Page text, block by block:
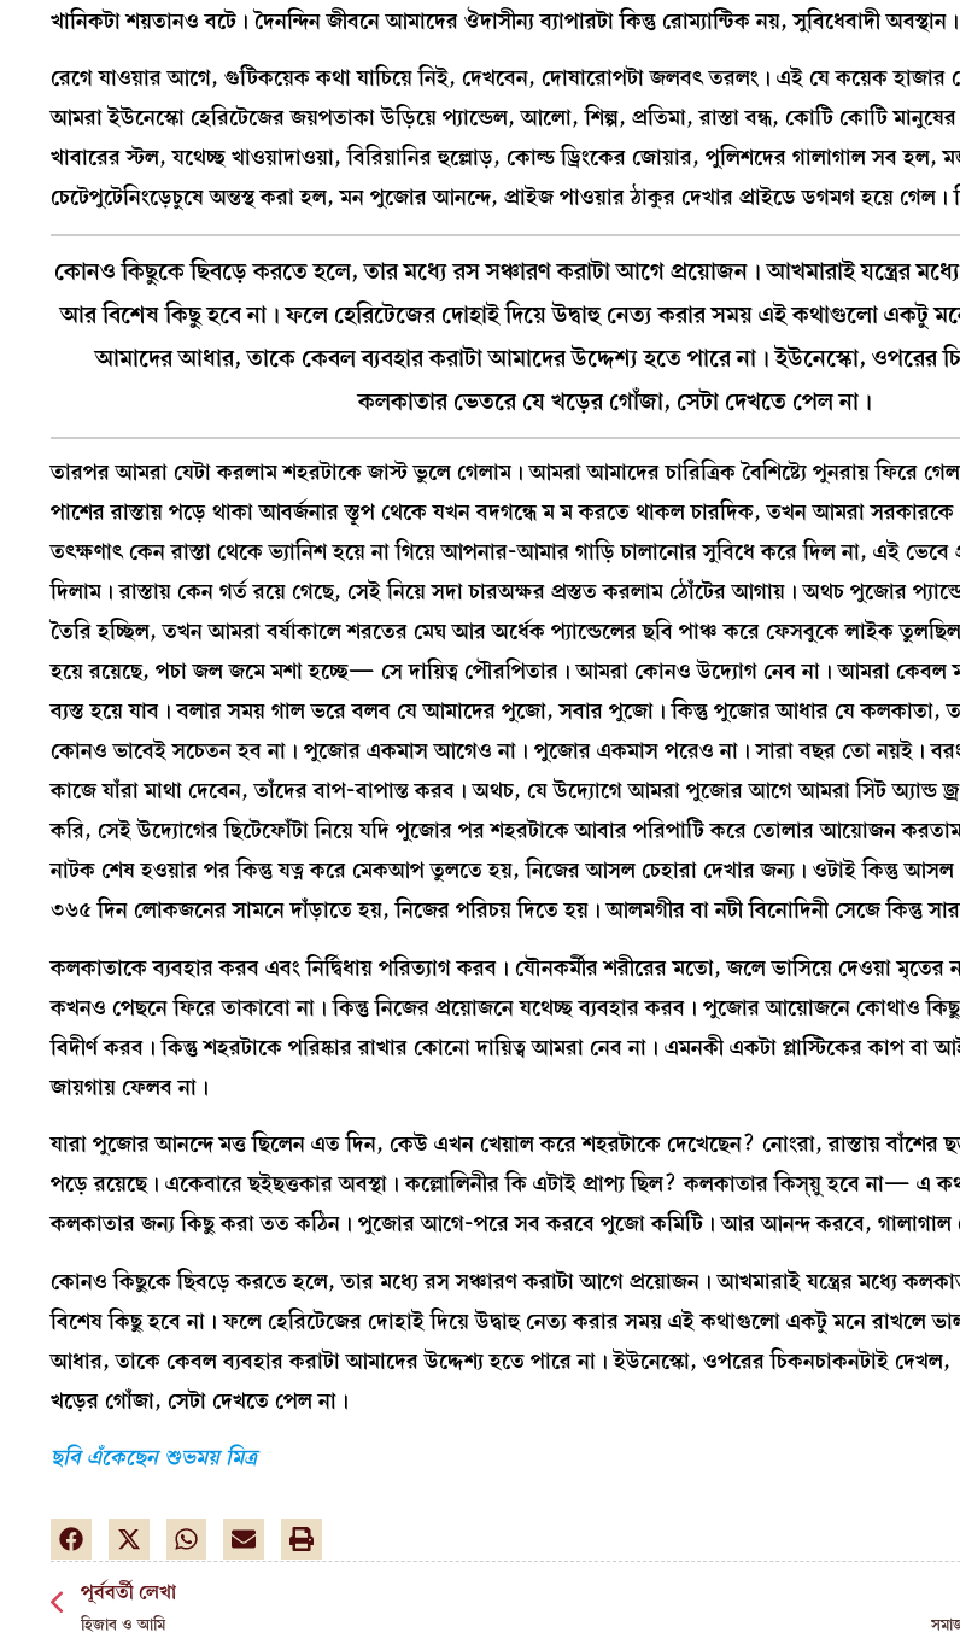
খানিকটা শয়তানও বটে। দৈনন্দিন জীবনে আমাদের ঔদাসীন্য ব্যাপারটা কিন্তু রোম্যান্টিক নয়, সুবিধেবাদী অবস্থান।
রেগে যাওয়ার আগে, গুটিকয়েক কথা যাচিয়ে নিই, দেখবেন, দোষারোপটা জলবৎ তরলং। এই যে কয়েক হাজার
আমরা ইউনেস্কো হেরিটেজের জয়পতাকা উড়িয়ে প্যান্ডেল, আলো, শিল্প, প্রতিমা, রাস্তা বন্ধ, কোটি কোটি
খাবারের স্টল, যথেচ্ছ খাওয়াদাওয়া, বিরিয়ানির হুল্লোড়, কোল্ড ড্রিংকের জোয়ার, পুলিশদের গালাগাল সব হল,
চেটেপুটেনিংড়েচুষে অন্তস্থ করা হল, মন পুজোর আনন্দে, প্রাইজ পাওয়ার ঠাকুর দেখার প্রাইডে ডগমগ হয়ে
কোনও কিছুকে ছিবড়ে করতে হলে, তার মধ্যে রস সঞ্চারণ করাটা আগে প্রয়োজন। আখমারাই যন্ত্রের
আর বিশেষ কিছু হবে না। ফলে হেরিটেজের দোহাই দিয়ে উদ্বাহু নেত্য করার সময় এই কথাগুলো একটু
আমাদের আধার, তাকে কেবল ব্যবহার করাটা আমাদের উদ্দেশ্য হতে পারে না। ইউনেস্কো, ওপরের
কলকাতার ভেতরে যে খড়ের গোঁজা, সেটা দেখতে পেল না।
তারপর আমরা যেটা করলাম শহরটাকে জাস্ট ভুলে গেলাম। আমরা আমাদের চারিত্রিক বৈশিষ্ট্যে পুনরায় ফিরে
পাশের রাস্তায় পড়ে থাকা আবর্জনার স্তূপ থেকে যখন বদগন্ধে ম ম করতে থাকল চারদিক, তখন আমরা
তৎক্ষণাৎ কেন রাস্তা থেকে ভ্যানিশ হয়ে না গিয়ে আপনার-আমার গাড়ি চালানোর সুবিধে করে দিল না, এই
দিলাম। রাস্তায় কেন গর্ত রয়ে গেছে, সেই নিয়ে সদা চারঅক্ষর প্রস্তত করলাম ঠোঁটের আগায়। অথচ পুজোর
তৈরি হচ্ছিল, তখন আমরা বর্ষাকালে শরতের মেঘ আর অর্ধেক প্যান্ডেলের ছবি পাঞ্চ করে ফেসবুকে লাইক
হয়ে রয়েছে, পচা জল জমে মশা হচ্ছে— সে দায়িত্ব পৌরপিতার। আমরা কোনও উদ্যোগ নেব না। আমরা কেবল
ব্যস্ত হয়ে যাব। বলার সময় গাল ভরে বলব যে আমাদের পুজো, সবার পুজো। কিন্তু পুজোর আধার যে কলকাতা,
কোনও ভাবেই সচেতন হব না। পুজোর একমাস আগেও না। পুজোর একমাস পরেও না। সারা বছর তো নয়ই। বরং
কাজে যাঁরা মাথা দেবেন, তাঁদের বাপ-বাপান্ত করব। অথচ, যে উদ্যোগে আমরা পুজোর আগে আমরা সিট অ্যান্ড
করি, সেই উদ্যোগের ছিটেফোঁটা নিয়ে যদি পুজোর পর শহরটাকে আবার পরিপাটি করে তোলার আয়োজন করতাম,
নাটক শেষ হওয়ার পর কিন্তু যত্ন করে মেকআপ তুলতে হয়, নিজের আসল চেহারা দেখার জন্য। ওটাই কিন্তু আসল
৩৬৫ দিন লোকজনের সামনে দাঁড়াতে হয়, নিজের পরিচয় দিতে হয়। আলমগীর বা নটী বিনোদিনী সেজে কিন্তু
কলকাতাকে ব্যবহার করব এবং নির্দ্বিধায় পরিত্যাগ করব। যৌনকর্মীর শরীরের মতো, জলে ভাসিয়ে দেওয়া মৃতের
কখনও পেছনে ফিরে তাকাবো না। কিন্তু নিজের প্রয়োজনে যথেচ্ছ ব্যবহার করব। পুজোর আয়োজনে কোথাও
বিদীর্ণ করব। কিন্তু শহরটাকে পরিষ্কার রাখার কোনো দায়িত্ব আমরা নেব না। এমনকী একটা প্লাস্টিকের কাপ বা
জায়গায় ফেলব না।
যারা পুজোর আনন্দে মত্ত ছিলেন এত দিন, কেউ এখন খেয়াল করে শহরটাকে দেখেছেন? নোংরা, রাস্তায় বাঁশের
পড়ে রয়েছে। একেবারে ছইছত্তকার অবস্থা। কল্লোলিনীর কি এটাই প্রাপ্য ছিল? কলকাতার কিস্য়ু হবে না— এ
কলকাতার জন্য কিছু করা তত কঠিন। পুজোর আগে-পরে সব করবে পুজো কমিটি। আর আনন্দ করবে, গালাগাল
কোনও কিছুকে ছিবড়ে করতে হলে, তার মধ্যে রস সঞ্চারণ করাটা আগে প্রয়োজন। আখমারাই যন্ত্রের মধ্যে
বিশেষ কিছু হবে না। ফলে হেরিটেজের দোহাই দিয়ে উদ্বাহু নেত্য করার সময় এই কথাগুলো একটু মনে রাখলে
আধার, তাকে কেবল ব্যবহার করাটা আমাদের উদ্দেশ্য হতে পারে না। ইউনেস্কো, ওপরের চিকনচাকনটাই
খড়ের গোঁজা, সেটা দেখতে পেল না।
ছবি এঁকেছেন শুভময় মিত্র
পূর্ববর্তী লেখা
হিজাব ও আমি